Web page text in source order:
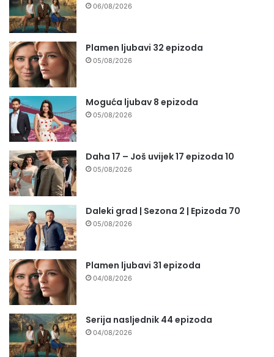
06/08/2026
Plamen ljubavi 32 epizoda
05/08/2026
Moguća ljubav 8 epizoda
05/08/2026
Daha 17 – Još uvijek 17 epizoda 10
05/08/2026
Daleki grad | Sezona 2 | Epizoda 70
05/08/2026
Plamen ljubavi 31 epizoda
04/08/2026
Serija nasljednik 44 epizoda
04/08/2026